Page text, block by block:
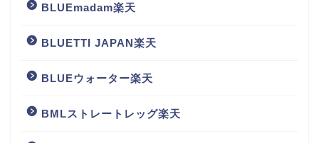
BLUEmadam楽天
BLUETTI JAPAN楽天
BLUEウォーター楽天
BMLストレートレッグ楽天